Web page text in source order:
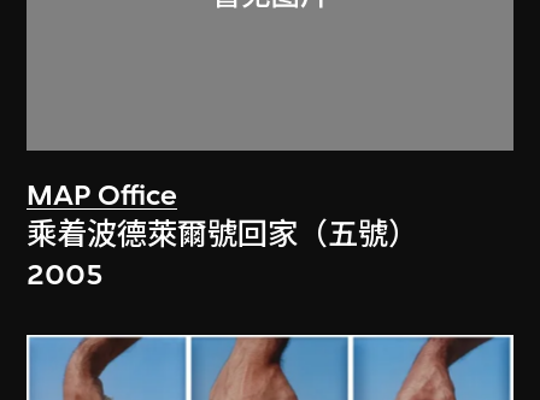
MAP Office
乘着波德萊爾號回家（五號）
2005